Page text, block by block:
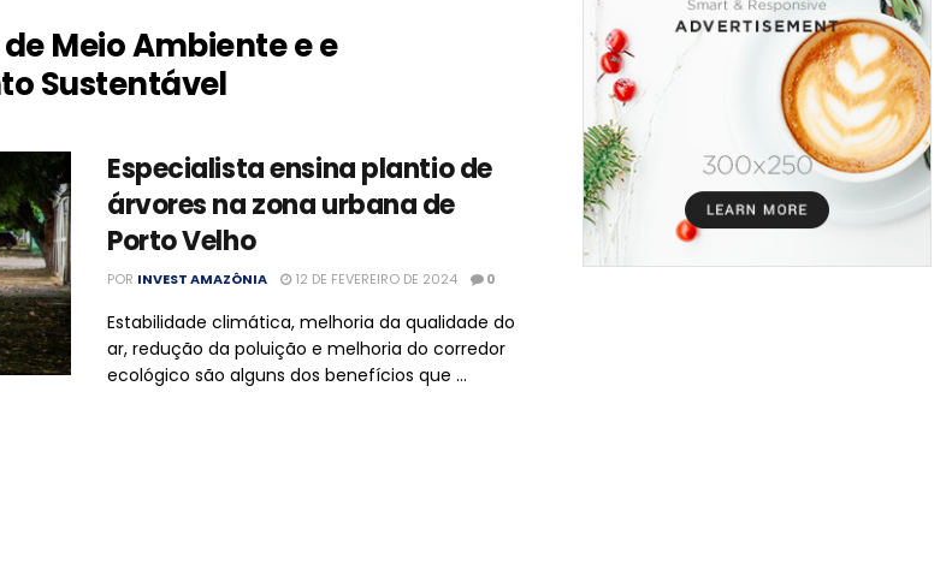
Meio Ambiente e e
Sustentável
Especialista ensina plantio de
árvores na zona urbana de
Porto Velho
POR INVEST AMAZÔNIA 12 DE FEVEREIRO DE 2024 0
Estabilidade climática, melhoria da qualidade do
ar, redução da poluição e melhoria do corredor
ecológico são alguns dos benefícios que ...